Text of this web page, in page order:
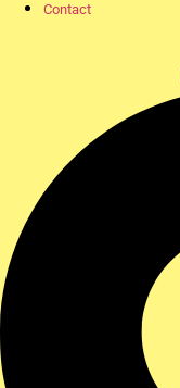
Contact